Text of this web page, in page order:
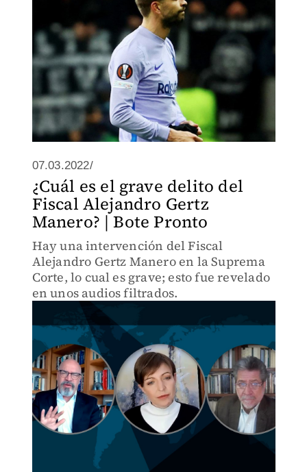
07.03.2022/
¿Cuál es el grave delito del
Fiscal Alejandro Gertz
Manero? | Bote Pronto
Hay una intervención del Fiscal
Alejandro Gertz Manero en la Suprema
Corte, lo cual es grave; esto fue revelado
en unos audios filtrados.